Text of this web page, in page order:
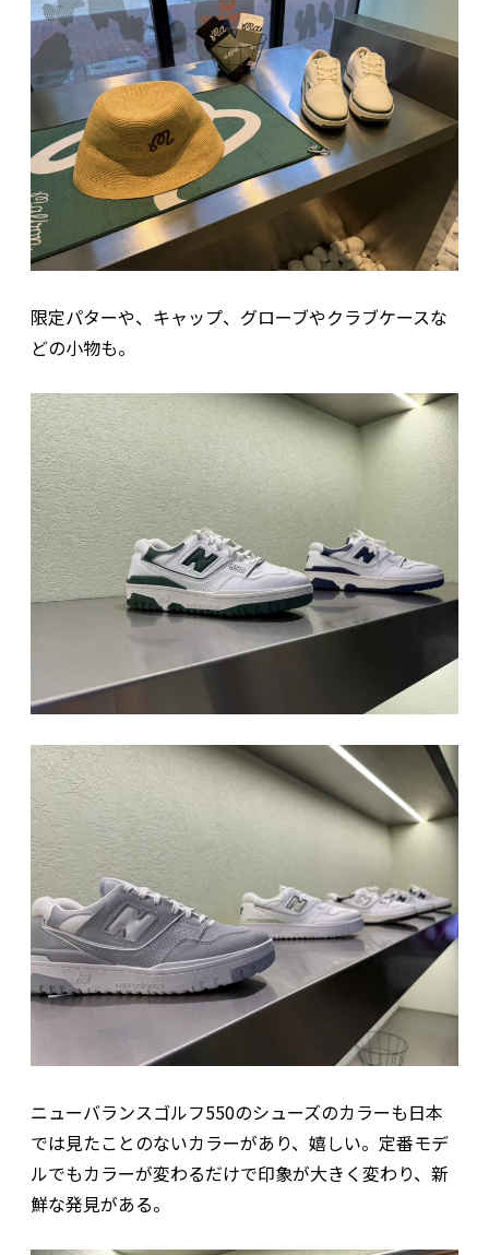
限定パターや、キャップ、グローブやクラブケースな
どの小物も。
ニューバランスゴルフ550のシューズのカラーも日本
では見たことのないカラーがあり、嬉しい。定番モデ
ルでもカラーが変わるだけで印象が大きく変わり、新
鮮な発見がある。